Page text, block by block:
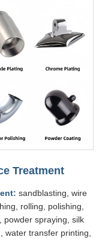
Treatment
sandblasting, wire
rolling, polishing,
powder spraying, silk
water transfer printing,